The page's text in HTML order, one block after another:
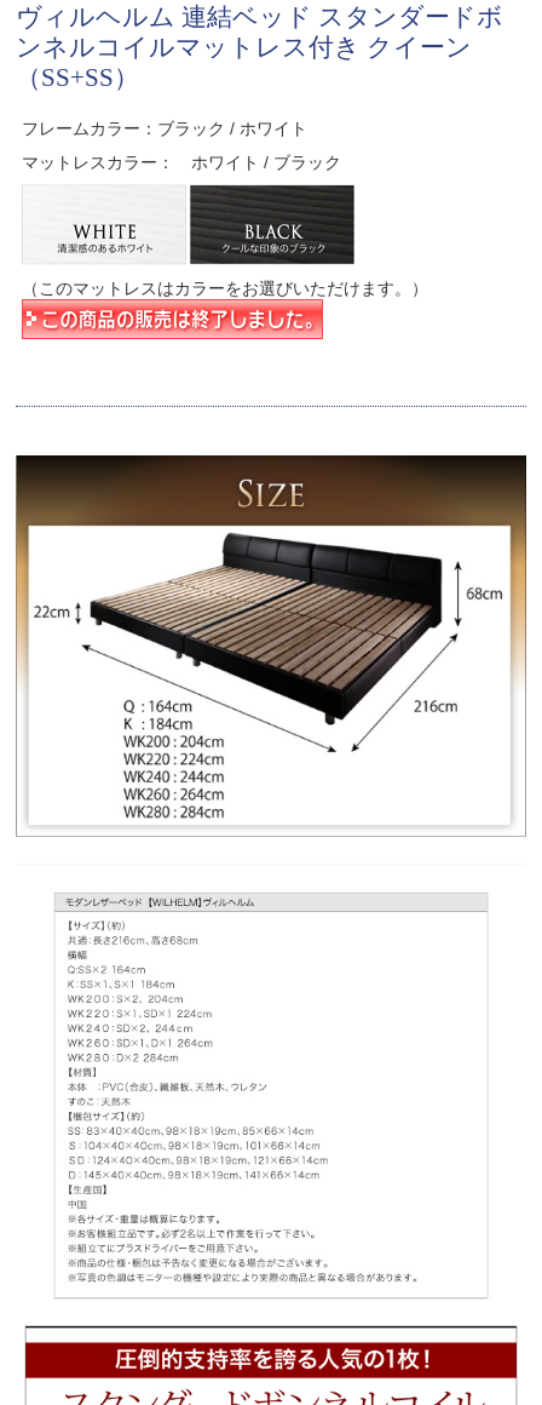
ヴィルヘルム 連結ベッド スタンダードボ
ンネルコイルマットレス付き クイーン
（SS+SS）
フレームカラー：ブラック / ホワイト
マットレスカラー： ホワイト / ブラック
（このマットレスはカラーをお選びいただけます。）